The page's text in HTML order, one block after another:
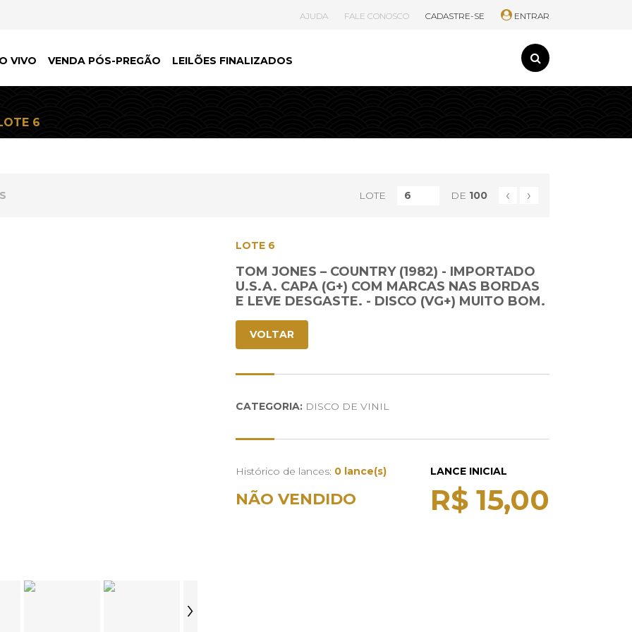
AJUDA FALE CONOSCO CADASTRE-SE ENTRAR
VIVO VENDA PÓS-PREGÃO LEILÕES FINALIZADOS
6
LOTE DE 100 ‹ ›
›
LOTE 6
TOM JONES – COUNTRY (1982) - IMPORTADO
U.S.A. CAPA (G+) COM MARCAS NAS BORDAS
E LEVE DESGASTE. - DISCO (VG+) MUITO BOM.
VOLTAR
CATEGORIA: DISCO DE VINIL
Histórico de lances: 0 lance(s)
NÃO VENDIDO
LANCE INICIAL
R$ 15,00